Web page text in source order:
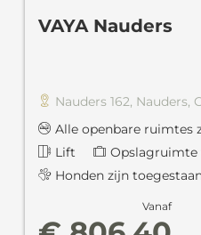
VAYA Nauders
Nauders 162, Nauders,
Alle openbare ruimtes
Lift
Opslagruimte
Honden zijn
Vanaf